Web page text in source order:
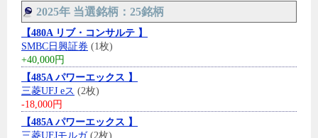
2025年 当選銘柄：25銘柄
【480A リブ・コンサルテ 】
SMBC日興証券 (1枚)
+40,000円
【485A パワーエックス 】
三菱UFJ eス (2枚)
-18,000円
【485A パワーエックス 】
三菱UFJモルガ(2枚)